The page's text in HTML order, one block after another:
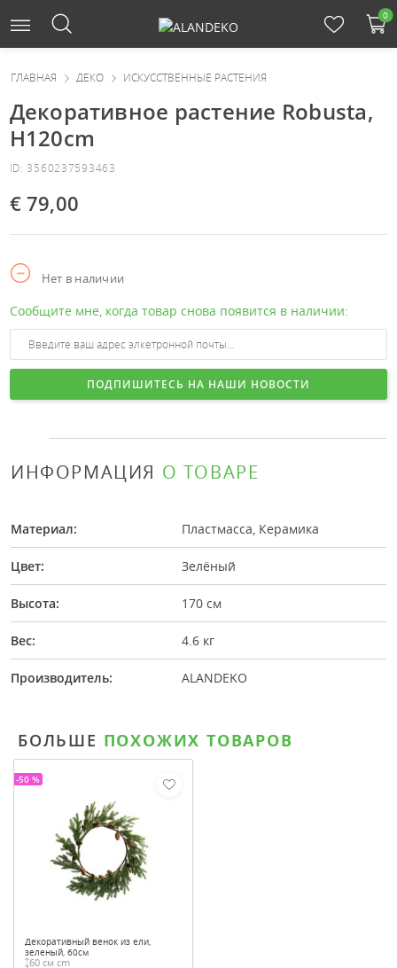
0
ГЛАВНАЯ ДЕКО ИСКУССТВЕННЫЕ РАСТЕНИЯ
Декоративное растение Robusta,
H120cm
ID: 3560237593463
€ 79,00
Нет в наличии
Сообщите мне, когда товар снова появится в наличии:
ПОДПИШИТЕСЬ НА НАШИ НОВОСТИ
ИНФОРМАЦИЯ О ТОВАРЕ
Материал: Пластмасса, Керамика
Цвет: Зелёный
Высота: 170 см
Вес: 4.6 кг
Производитель: ALANDEKO
БОЛЬШЕ ПОХОЖИХ ТОВАРОВ
Декоративный венок из ели,
зеленый, 60см
60 см cm
-50 %